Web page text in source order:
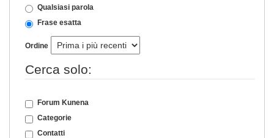
Qualsiasi parola
Frase esatta
Ordine
Cerca solo:
Forum Kunena
Categorie
Contatti